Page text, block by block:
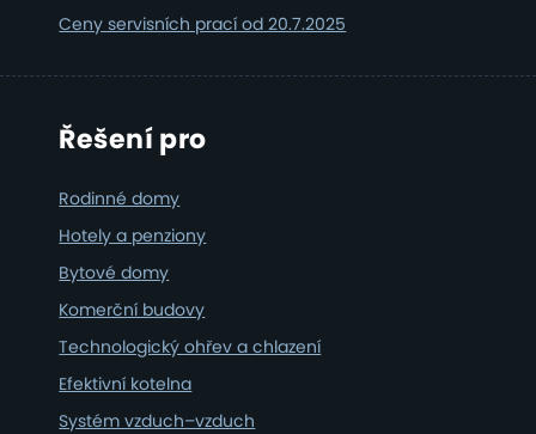
Ceny servisních prací od 20.7.2025
Řešení pro
Rodinné domy
Hotely a penziony
Bytové domy
Komerční budovy
Technologický ohřev a chlazení
Efektivní kotelna
Systém vzduch–vzduch